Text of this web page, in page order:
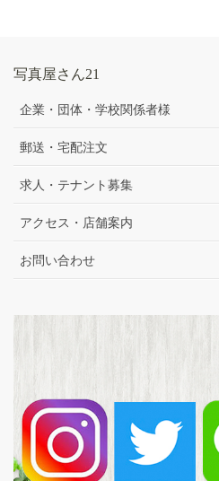
写真屋さん21
企業・団体・学校関係者様
郵送・宅配注文
求人・テナント募集
アクセス・店舗案内
お問い合わせ